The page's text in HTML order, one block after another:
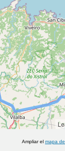
Ampliar el mapa